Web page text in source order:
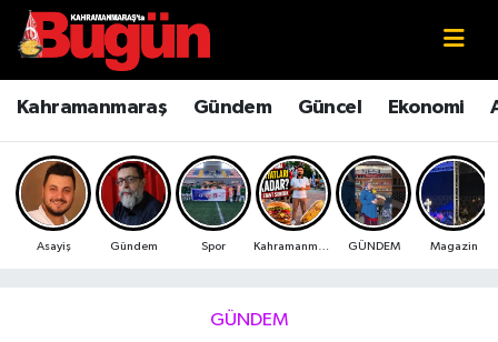
Kahramanmaraş Gündem Güncel Ekonomi
Asayiş Gündem Spor GÜNDEM Magazin
GÜNDEM
Kahramanmaraş
Kahramanmaraş Sokak Röportajları
Bilim ve Teknoloji
Çevre
Kahramanmaraş Nöbetçi Eczaneler
Kahramanmaraş Hava Durumu
Kahramanmaraş Namaz Vakitleri
Kahramanmaraş Trafik Yoğunluk Haritası
Süper Lig Puan Durumu ve Fikstür